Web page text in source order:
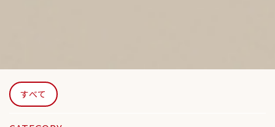
すべて